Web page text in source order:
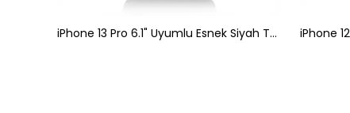
iPhone 13 Pro 6.1" Uyumlu Esnek Siyah Telefon Kılıfı